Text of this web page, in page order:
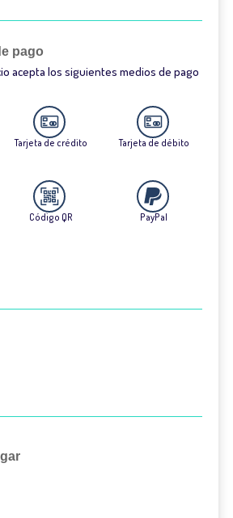
pago
acepta los siguientes medios de pago
Tarjeta de crédito Tarjeta de débito
Código QR PayPal